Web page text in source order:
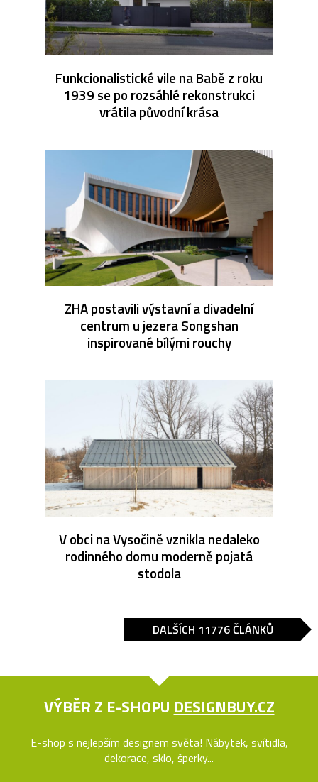
Funkcionalistické vile na Babě z roku
1939 se po rozsáhlé rekonstrukci
vrátila původní krása
ZHA postavili výstavní a divadelní
centrum u jezera Songshan
inspirované bílými rouchy
V obci na Vysočině vznikla nedaleko
rodinného domu moderně pojatá
stodola
DALŠÍCH 11776 ČLÁNKŮ
VÝBĚR Z E-SHOPU DESIGNBUY.CZ
E-shop s nejlepším designem světa! Nábytek, svítidla,
dekorace, sklo, šperky...